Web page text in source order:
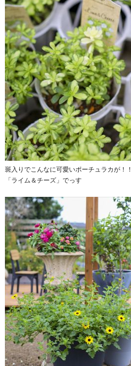
斑入りでこんなに可愛いポーチュラカが！！
「ライム＆チーズ」でっす